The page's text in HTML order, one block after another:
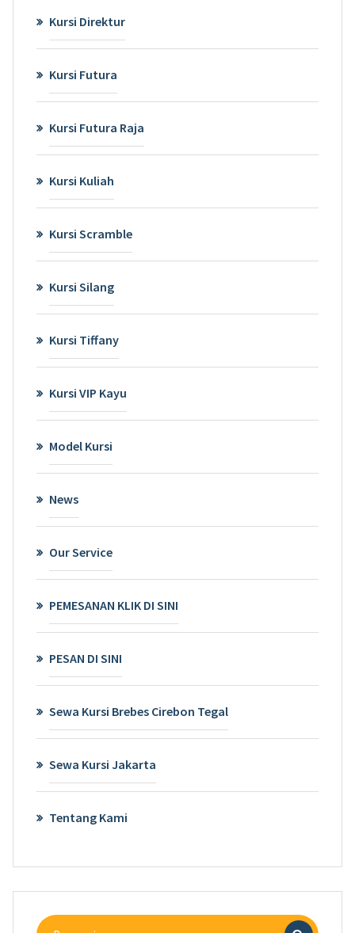
Kursi Direktur
Kursi Futura
Kursi Futura Raja
Kursi Kuliah
Kursi Scramble
Kursi Silang
Kursi Tiffany
Kursi VIP Kayu
Model Kursi
News
Our Service
PEMESANAN KLIK DI SINI
PESAN DI SINI
Sewa Kursi Brebes Cirebon Tegal
Sewa Kursi Jakarta
Tentang Kami
Pencarian